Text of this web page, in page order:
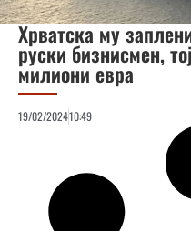
Хрватска му
руски бизнисмен,
милиони евра
19/02/202410:49